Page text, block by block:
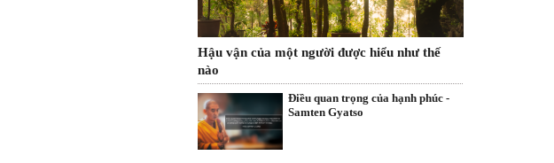
Hậu vận của một người được hiểu như thế
nào
Điều quan trọng của hạnh phúc -
Samten Gyatso